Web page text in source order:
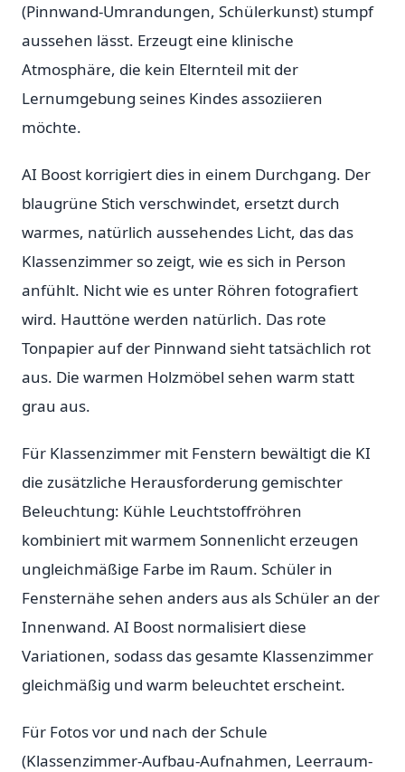
(Pinnwand-Umrandungen, Schülerkunst) stumpf
aussehen lässt. Erzeugt eine klinische
Atmosphäre, die kein Elternteil mit der
Lernumgebung seines Kindes assoziieren
möchte.
AI Boost korrigiert dies in einem Durchgang. Der
blaugrüne Stich verschwindet, ersetzt durch
warmes, natürlich aussehendes Licht, das das
Klassenzimmer so zeigt, wie es sich in Person
anfühlt. Nicht wie es unter Röhren fotografiert
wird. Hauttöne werden natürlich. Das rote
Tonpapier auf der Pinnwand sieht tatsächlich rot
aus. Die warmen Holzmöbel sehen warm statt
grau aus.
Für Klassenzimmer mit Fenstern bewältigt die KI
die zusätzliche Herausforderung gemischter
Beleuchtung: Kühle Leuchtstoffröhren
kombiniert mit warmem Sonnenlicht erzeugen
ungleichmäßige Farbe im Raum. Schüler in
Fensternähe sehen anders aus als Schüler an der
Innenwand. AI Boost normalisiert diese
Variationen, sodass das gesamte Klassenzimmer
gleichmäßig und warm beleuchtet erscheint.
Für Fotos vor und nach der Schule
(Klassenzimmer-Aufbau-Aufnahmen, Leerraum-